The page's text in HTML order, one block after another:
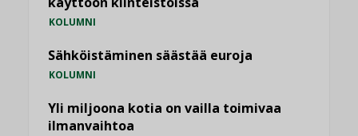
KOLUMNI
Sähköistäminen säästää euroja
KOLUMNI
Yli miljoona kotia on vailla toimivaa
ilmanvaihtoa